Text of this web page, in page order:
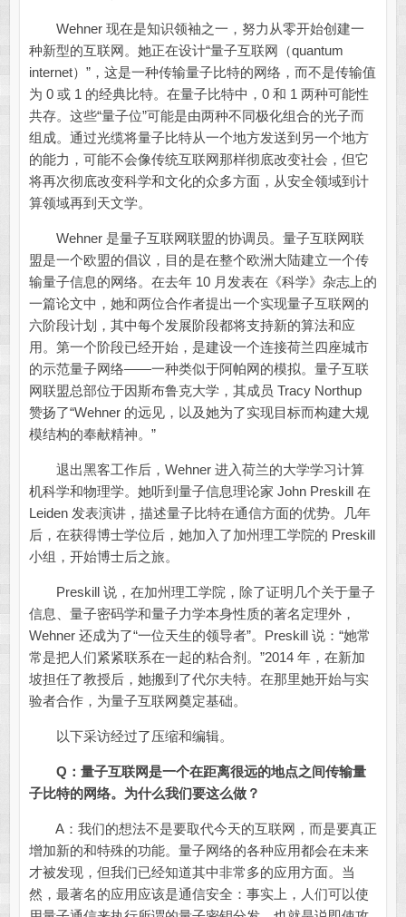
Wehner 现在是知识领袖之一，努力从零开始创建一
种新型的互联网。她正在设计“量子互联网（quantum
internet）”，这是一种传输量子比特的网络，而不是传输值
为 0 或 1 的经典比特。在量子比特中，0 和 1 两种可能性
共存。这些“量子位”可能是由两种不同极化组合的光子而
组成。通过光缆将量子比特从一个地方发送到另一个地方
的能力，可能不会像传统互联网那样彻底改变社会，但它
将再次彻底改变科学和文化的众多方面，从安全领域到计
算领域再到天文学。
Wehner 是量子互联网联盟的协调员。量子互联网联
盟是一个欧盟的倡议，目的是在整个欧洲大陆建立一个传
输量子信息的网络。在去年 10 月发表在《科学》杂志上的
一篇论文中，她和两位合作者提出一个实现量子互联网的
六阶段计划，其中每个发展阶段都将支持新的算法和应
用。第一个阶段已经开始，是建设一个连接荷兰四座城市
的示范量子网络——一种类似于阿帕网的模拟。量子互联
网联盟总部位于因斯布鲁克大学，其成员 Tracy Northup
赞扬了“Wehner 的远见，以及她为了实现目标而构建大规
模结构的奉献精神。”
退出黑客工作后，Wehner 进入荷兰的大学学习计算
机科学和物理学。她听到量子信息理论家 John Preskill 在
Leiden 发表演讲，描述量子比特在通信方面的优势。几年
后，在获得博士学位后，她加入了加州理工学院的 Preskill
小组，开始博士后之旅。
Preskill 说，在加州理工学院，除了证明几个关于量子
信息、量子密码学和量子力学本身性质的著名定理外，
Wehner 还成为了“一位天生的领导者”。Preskill 说：“她常
常是把人们紧紧联系在一起的粘合剂。”2014 年，在新加
坡担任了教授后，她搬到了代尔夫特。在那里她开始与实
验者合作，为量子互联网奠定基础。
以下采访经过了压缩和编辑。
Q：量子互联网是一个在距离很远的地点之间传输量
子比特的网络。为什么我们要这么做？
A：我们的想法不是要取代今天的互联网，而是要真正
增加新的和特殊的功能。量子网络的各种应用都会在未来
才被发现，但我们已经知道其中非常多的应用方面。当
然，最著名的应用应该是通信安全：事实上，人们可以使